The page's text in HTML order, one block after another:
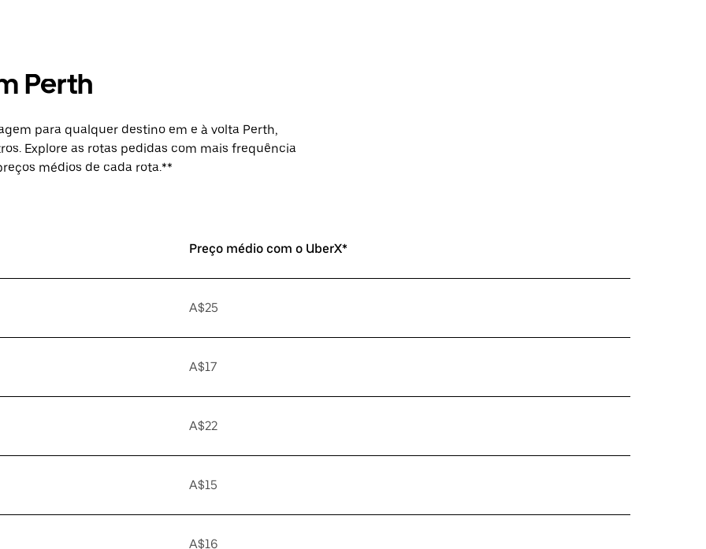
Perth
para qualquer destino em e à volta Perth,
Explore as rotas pedidas com mais frequência
médios de cada rota.**
Preço médio com o UberX*
A$25
A$17
A$22
A$15
A$16